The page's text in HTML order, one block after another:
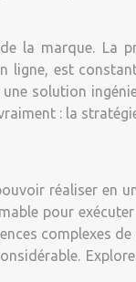
la marque. La
est
solution
: la
réaliser en
pour
complexes